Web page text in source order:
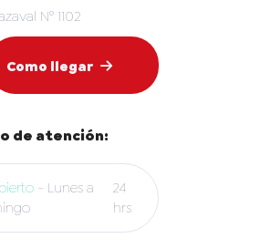
N° 1102
Como llegar
de atención:
- Lunes a
24
hrs